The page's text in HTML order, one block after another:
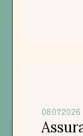
08.07.2026